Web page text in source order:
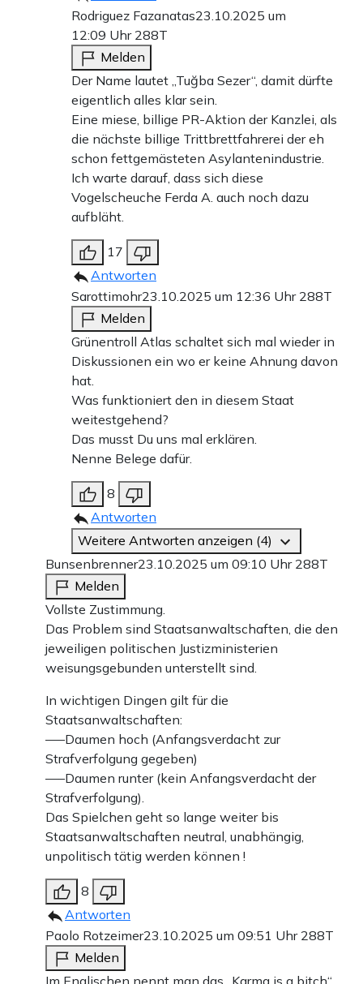
Rodriguez Fazanatas23.10.2025 um
12:09 Uhr 288T
Melden
Der Name lautet „Tuğba Sezer“, damit dürfte
eigentlich alles klar sein.
Eine miese, billige PR-Aktion der Kanzlei, als
die nächste billige Trittbrettfahrerei der eh
schon fettgemästeten Asylantenindustrie.
Ich warte darauf, dass sich diese
Vogelscheuche Ferda A. auch noch dazu
aufbläht.
17
Antworten
Sarottimohr23.10.2025 um 12:36 Uhr 288T
Melden
Grünentroll Atlas schaltet sich mal wieder in
Diskussionen ein wo er keine Ahnung davon
hat.
Was funktioniert den in diesem Staat
weitestgehend?
Das musst Du uns mal erklären.
Nenne Belege dafür.
8
Antworten
Weitere Antworten anzeigen (4)
Bunsenbrenner23.10.2025 um 09:10 Uhr 288T
Melden
Vollste Zustimmung.
Das Problem sind Staatsanwaltschaften, die den
jeweiligen politischen Justizministerien
weisungsgebunden unterstellt sind.
In wichtigen Dingen gilt für die
Staatsanwaltschaften:
—–Daumen hoch (Anfangsverdacht zur
Strafverfolgung gegeben)
—–Daumen runter (kein Anfangsverdacht der
Strafverfolgung).
Das Spielchen geht so lange weiter bis
Staatsanwaltschaften neutral, unabhängig,
unpolitisch tätig werden können !
8
Antworten
Paolo Rotzeimer23.10.2025 um 09:51 Uhr 288T
Melden
Im Englischen nennt man das „Karma is a bitch“